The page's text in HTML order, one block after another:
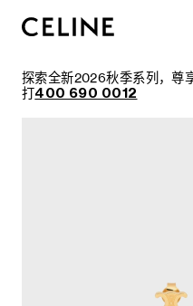
探索全新2026秋季系列，尊
打400 690 0012